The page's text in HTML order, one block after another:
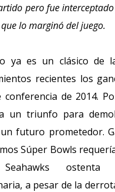
pero fue
lo marginó del juego.
ya es un clásico de
recientes los
conferencia de 2014.
un triunfo para
futuro prometedor.
Súper Bowls
ostenta
a pesar de la